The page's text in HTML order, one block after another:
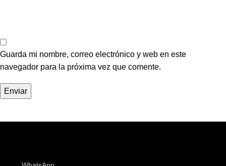
Guarda mi nombre, correo electrónico y web en este
navegador para la próxima vez que comente.